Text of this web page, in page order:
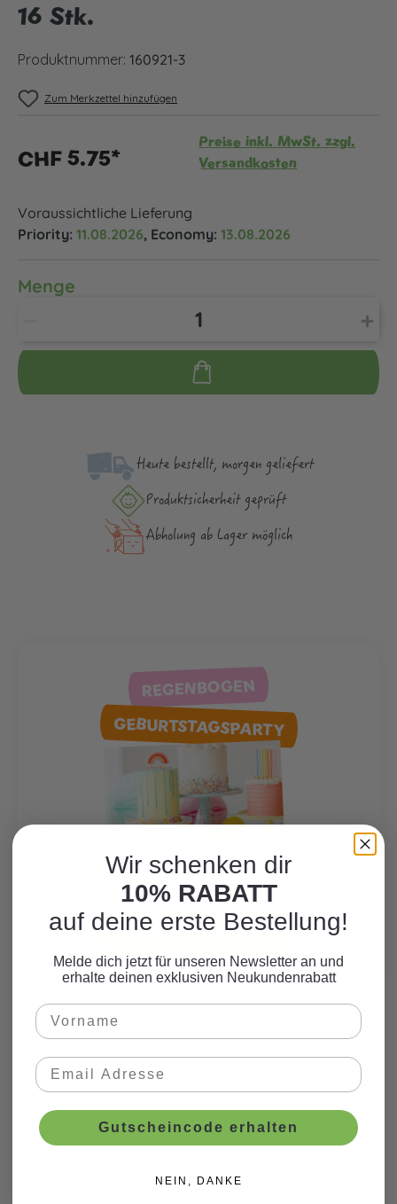
16 Stk.
Produktnummer: 160921-3
Zum Merkzettel hinzufügen
CHF 5.75*
Preise inkl. MwSt. zzgl.
Versandkosten
Voraussichtliche Lieferung
Priority: 11.08.2026, Economy: 13.08.2026
Menge
Heute bestellt, morgen geliefert
Produktsicher­heit geprüft
Abholung ab Lager möglich
REGENBOGEN
GEBURTSTAGSPARTY
Hier finden Sie viele weitere Produkte
zum Motto.
WEITERE PRODUKTE
Beschreibung
Wir schenken dir
10% RABATT
auf deine erste Bestellung!
Melde dich jetzt für unseren Newsletter an und
erhalte deinen exklusiven Neukundenrabatt
Gutscheincode erhalten
NEIN, DANKE